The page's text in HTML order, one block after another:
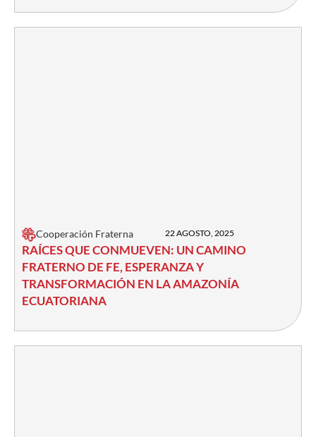
Cooperación Fraterna 22 AGOSTO, 2025
RAÍCES QUE CONMUEVEN: UN CAMINO
FRATERNO DE FE, ESPERANZA Y
TRANSFORMACIÓN EN LA AMAZONÍA
ECUATORIANA